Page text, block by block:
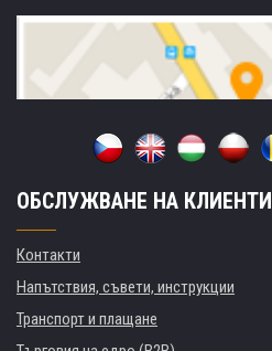
ОБСЛУЖВАНЕ НА КЛИЕНТИ
Контакти
Напътствия, съвети, инструкции
Транспорт и плащане